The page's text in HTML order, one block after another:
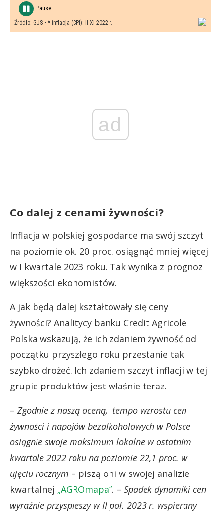
ad
Co dalej z cenami żywności?
Inflacja w polskiej gospodarce ma swój szczyt
na poziomie ok. 20 proc. osiągnąć mniej więcej
w I kwartale 2023 roku. Tak wynika z prognoz
większości ekonomistów.
A jak będą dalej kształtowały się ceny
żywności? Analitycy banku Credit Agricole
Polska wskazują, że ich zdaniem żywność od
początku przyszłego roku przestanie tak
szybko drożeć. Ich zdaniem szczyt inflacji w tej
grupie produktów jest właśnie teraz.
– Zgodnie z naszą oceną, tempo wzrostu cen
żywności i napojów bezalkoholowych w Polsce
osiągnie swoje maksimum lokalne w ostatnim
kwartale 2022 roku na poziomie 22,1 proc. w
ujęciu rocznym – piszą oni w swojej analizie
kwartalnej „AGROmapa”. – Spadek dynamiki cen
wyraźnie przyspieszy w II poł. 2023 r. wspierany